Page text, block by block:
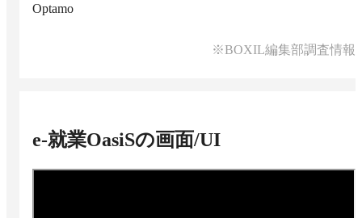
Optamo
※BOXIL編集部調査情報
e-就業OasiSの画面/UI